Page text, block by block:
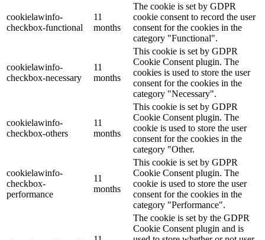
cookielawinfo-
checkbox-functional
11
months
The cookie is set by GDPR
cookie consent to record the user
consent for the cookies in the
category "Functional".
cookielawinfo-
checkbox-necessary
11
months
This cookie is set by GDPR
Cookie Consent plugin. The
cookies is used to store the user
consent for the cookies in the
category "Necessary".
cookielawinfo-
checkbox-others
11
months
This cookie is set by GDPR
Cookie Consent plugin. The
cookie is used to store the user
consent for the cookies in the
category "Other.
cookielawinfo-
checkbox-
performance
11
months
This cookie is set by GDPR
Cookie Consent plugin. The
cookie is used to store the user
consent for the cookies in the
category "Performance".
The cookie is set by the GDPR
Cookie Consent plugin and is